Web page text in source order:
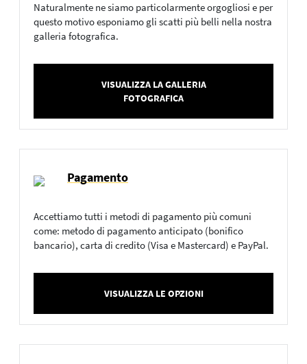
Naturalmente ne siamo particolarmente orgogliosi e per
questo motivo esponiamo gli scatti più belli nella nostra
galleria fotografica.
VISUALIZZA LA GALLERIA
FOTOGRAFICA
Pagamento
Accettiamo tutti i metodi di pagamento più comuni
come: metodo di pagamento anticipato (bonifico
bancario), carta di credito (Visa e Mastercard) e PayPal.
VISUALIZZA LE OPZIONI